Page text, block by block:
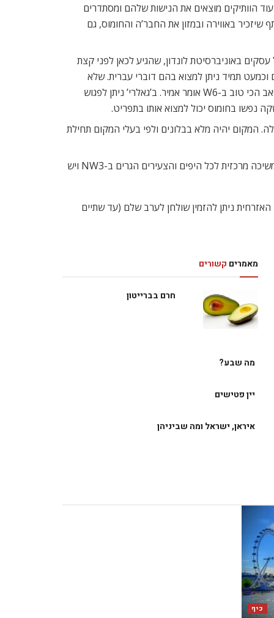
הוותיקים מוצאים את הנישות שלהם ומסתדרים
באווירה ובמזון את החבר’ה והחומוס, גם
גם למקומות בהם בילית עם החברים, אומר אמיר פולק (27), סטודנט למנהל עסקים באוניברסיטת לונדון, שהגיע לכאן לפני קצת
וכמעט תמיד ניתן למצוא בהם דוברי עברית. שלא
במקרה, הם ממוקמים בשכונות בהן גרים ישראלים רבים, דוגמת ‘ווסט המפסטד’, שסמוך לרחובה הראשי ממוקם ‘פאב הגאלרי’, הפאב הכי טוב ב-W6 אומר אמיר. ב’גאלרי’ ניתן לפגוש
נפשו בחומוס יכול למצוא אותו בתפריט.
המקום יהיה מלא בבלונים ולפי בעלי המקום תחילת
פאב שכונתי נוסף בו מבלים ישראלים נמצא ב’בלסייז פארק’, נקרא The Hill וממוקם לא רחוק מתחנת הרכבת. הפאב הוא נקודת משיכה מרכזית לכל היפים והצעירים הגרים ב-NW3 ויש
בערב ראש השנה האזרחית ניתן להזמין שולחן לערב שלם (עד שתיים
מאמרים קשורים
חרם בברייטון
מה שבע?
יין פטישים
איראן, ישראל ומה שביניהן
כיף